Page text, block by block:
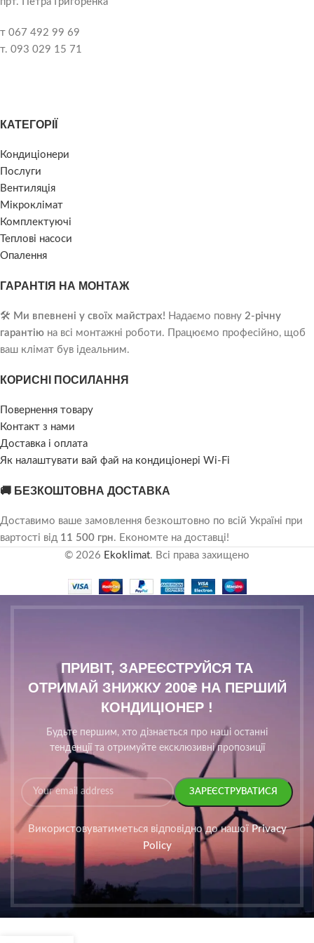
т 067 492 99 69
т. 093 029 15 71
КАТЕГОРІЇ
Кондиціонери
Послуги
Вентиляція
Мікроклімат
Комплектуючі
Теплові насоси
Опалення
ГАРАНТІЯ НА МОНТАЖ
🛠️ Ми впевнені у своїх майстрах! Надаємо повну 2-річну
гарантію на всі монтажні роботи. Працюємо професійно, щоб
ваш клімат був ідеальним.
КОРИСНІ ПОСИЛАННЯ
Повернення товару
Контакт з нами
Доставка і оплата
Як налаштувати вай фай на кондиціонері Wi-Fi
🚚 БЕЗКОШТОВНА ДОСТАВКА
Доставимо ваше замовлення безкоштовно по всій Україні при
вартості від 11 500 грн. Економте на доставці!
© 2026 Ekoklimat. Всі права захищено
ПРИВІТ, ЗАРЕЄСТРУЙСЯ ТА
ОТРИМАЙ ЗНИЖКУ 200₴ НА ПЕРШИЙ
КОНДИЦІОНЕР !
Будьте першим, хто дізнається про наші останні
тенденції та отримуйте ексклюзивні пропозиції
Використовуватиметься відповідно до нашої Privacy
Policy